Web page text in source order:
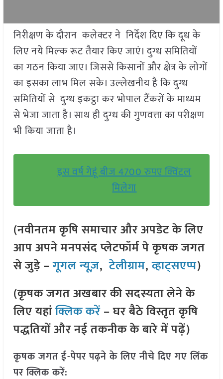
निरीक्षण के दौरान कलेक्टर ने निर्देश दिए कि दूध के
लिए नये मिल्‍क रूट तैयार किए जाएं। दुग्‍ध समितियों
का गठन किया जाए। जिससे किसानों और क्षेत्र के लोगों
का इसका लाभ मिल सके। उल्लेखनीय है कि दुग्ध
समितियों से दुग्ध इकट्ठा कर भोपाल टैंकरों के माध्यम
से भेजा जाता है। साथ ही दुग्‍ध की गुणवत्ता का परीक्षण
भी किया जाता है।
इस वर्ष गेहूं बीज 4700 रुपए क्विंटल
मिलेगा
(नवीनतम कृषि समाचार और अपडेट के लिए
आप अपने मनपसंद प्लेटफॉर्म पे कृषक जगत
से जुड़े –गूगल न्यूज़,टेलीग्राम,व्हाट्सएप्प)
(कृषक जगत अखबार की सदस्यता लेने के
लिए यहांक्लिक करें– घर बैठे विस्तृत कृषि
पद्धतियों और नई तकनीक के बारे में पढ़ें)
कृषक जगत ई-पेपर पढ़ने के लिए नीचे दिए गए लिंक
पर क्लिक करें: